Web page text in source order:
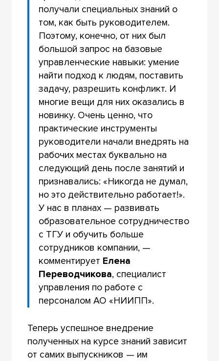
получали специальных знаний о
том, как быть руководителем.
Поэтому, конечно, от них был
большой запрос на базовые
управленческие навыки: умение
найти подход к людям, поставить
задачу, разрешить конфликт. И
многие вещи для них оказались в
новинку. Очень ценно, что
практические инструменты
руководители начали внедрять на
рабочих местах буквально на
следующий день после занятий и
признавались: «Никогда не думал,
но это действительно работает!».
У нас в планах — развивать
образовательное сотрудничество
с ТГУ и обучить больше
сотрудников компании, —
комментирует Елена
Переводчикова, специалист
управления по работе с
персоналом АО «НИИПП».
Теперь успешное внедрение
полученных на курсе знаний зависит
от самих выпускников — им